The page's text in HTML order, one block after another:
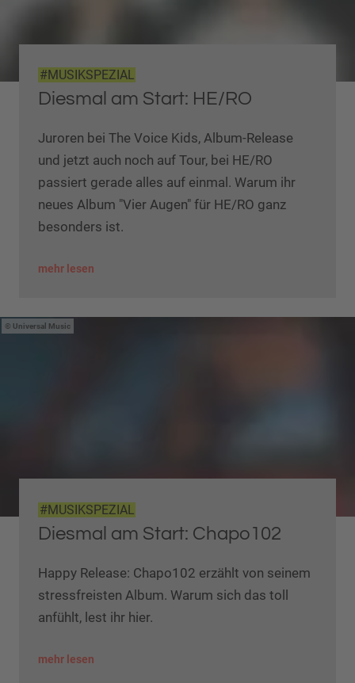
#MUSIKSPEZIAL
Diesmal am Start: HE/RO
Juroren bei The Voice Kids, Album-Release
und jetzt auch noch auf Tour, bei HE/RO
passiert gerade alles auf einmal. Warum ihr
neues Album "Vier Augen" für HE/RO ganz
besonders ist.
mehr lesen
Universal Music
#MUSIKSPEZIAL
Diesmal am Start: Chapo102
Happy Release: Chapo102 erzählt von seinem
stressfreisten Album. Warum sich das toll
anfühlt, lest ihr hier.
mehr lesen